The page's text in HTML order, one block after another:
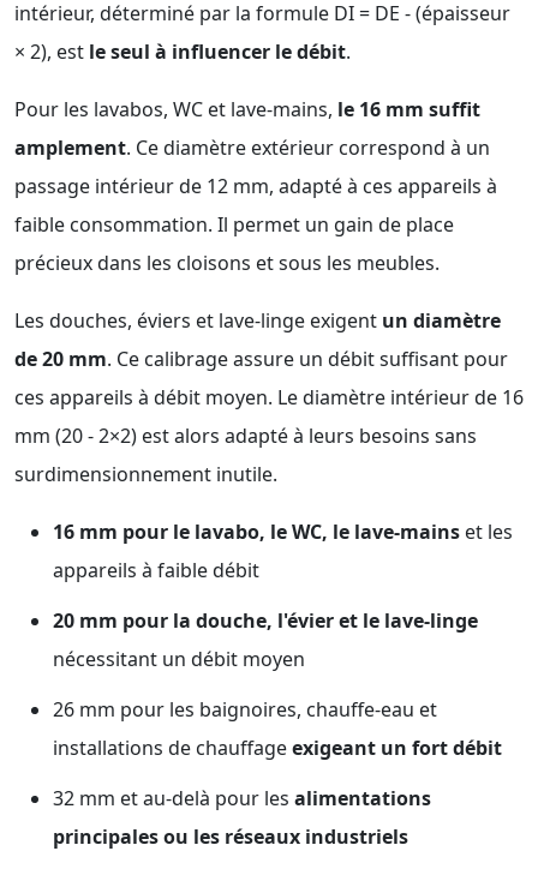
intérieur, déterminé par la formule DI = DE - (épaisseur
× 2), est le seul à influencer le débit.
Pour les lavabos, WC et lave-mains, le 16 mm suffit
amplement. Ce diamètre extérieur correspond à un
passage intérieur de 12 mm, adapté à ces appareils à
faible consommation. Il permet un gain de place
précieux dans les cloisons et sous les meubles.
Les douches, éviers et lave-linge exigent un diamètre
de 20 mm. Ce calibrage assure un débit suffisant pour
ces appareils à débit moyen. Le diamètre intérieur de 16
mm (20 - 2×2) est alors adapté à leurs besoins sans
surdimensionnement inutile.
16 mm pour le lavabo, le WC, le lave-mains et les
appareils à faible débit
20 mm pour la douche, l'évier et le lave-linge
nécessitant un débit moyen
26 mm pour les baignoires, chauffe-eau et
installations de chauffageexigeant un fort débit
32 mm et au-delà pour les alimentations
principales ou les réseaux industriels